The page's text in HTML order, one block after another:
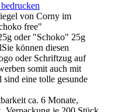
von Corny im
free"
oder "Schoko" 25g
können diesen
oder Schriftzug auf
somit auch mit
eine tolle gesunde
ca. 6 Monate,